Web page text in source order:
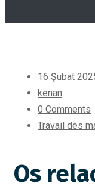
16 Şubat
kenan
0 Comments
Travail des
Os